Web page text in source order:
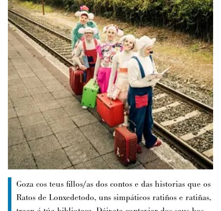
Goza cos teus fillos/as dos contos e das historias que os
Ratos de Lonxedetodo, uns simpáticos ratiños e ratiñas,